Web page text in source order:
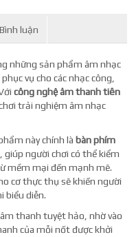
Bình luận
những sản phẩm âm nhạc
vụ cho các nhạc công,
công nghệ âm thanh tiên
trải nghiệm âm nhạc
này chính là bàn phím
giúp người chơi có thể kiểm
mềm mại đến mạnh mẽ.
cơ thực thụ sẽ khiến người
biểu diễn.
thanh tuyệt hảo, nhờ vào
của mỗi nốt được khởi